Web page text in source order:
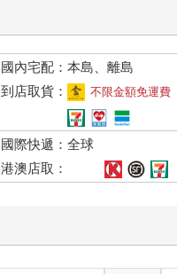
國內宅配：本島、離島
到店取貨：
不限金額免運費
國際快遞：全球
港澳店取：